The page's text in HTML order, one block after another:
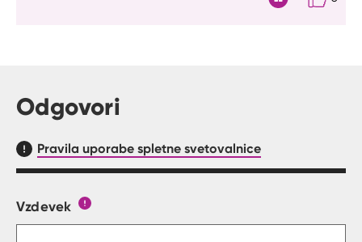
Odgovori
Pravila uporabe spletne svetovalnice
Obrazec, kjer lahko zastaviš vprašanje
Vzdevek